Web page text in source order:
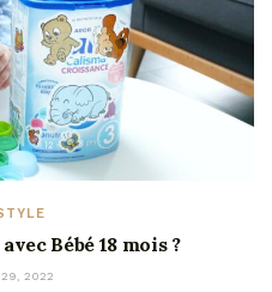
Bébé 18 mois ?
29, 2022